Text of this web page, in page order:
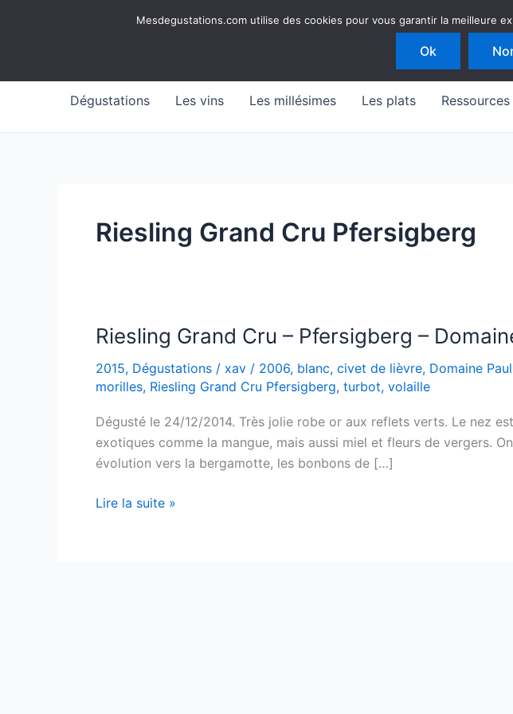
Mesdegustations
Dégustations Les vins Les millésimes Les plats Ressources
Riesling Grand Cru Pfersigberg
Riesling Grand Cru – Pfersigberg –
2015, Dégustations / xav / 2006, blanc, civet de lièvre, Domaine
morilles, Riesling Grand Cru Pfersigberg, turbot, volaille
Dégusté le 24/12/2014. Très jolie robe or aux reflets verts. Le nez
exotiques comme la mangue, mais aussi miel et fleurs de vergers.
évolution vers la bergamotte, les bonbons de […]
Riesling
Lire la suite »
Mesdegustations.com utilise des cookies pour vous garantir la meilleure
Ok